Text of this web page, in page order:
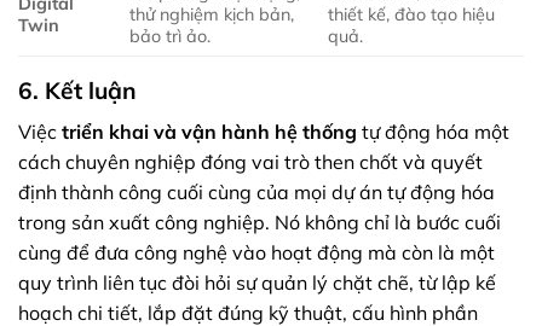
Twin
thử nghiệm kịch bản,
bảo trì ảo.
thiết kế, đào tạo hiệu
quả.
6. Kết luận
Việc triển khai và vận hành hệ thống tự động hóa một
cách chuyên nghiệp đóng vai trò then chốt và quyết
định thành công cuối cùng của mọi dự án tự động hóa
trong sản xuất công nghiệp. Nó không chỉ là bước cuối
cùng để đưa công nghệ vào hoạt động mà còn là một
quy trình liên tục đòi hỏi sự quản lý chặt chẽ, từ lập kế
hoạch chi tiết, lắp đặt đúng kỹ thuật, cấu hình phần